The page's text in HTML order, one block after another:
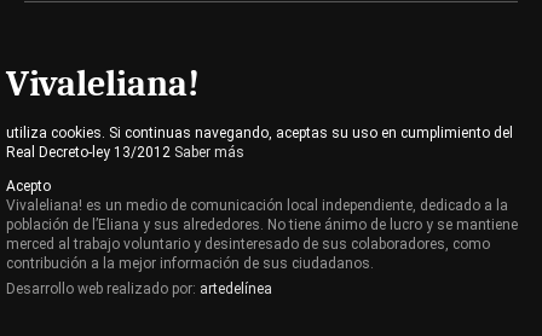
Vivaleliana!
utiliza cookies. Si continuas navegando, aceptas su uso en cumplimiento del
Real Decreto-ley 13/2012 Saber más
Acepto
Vivaleliana! es un medio de comunicación local independiente, dedicado a la
población de l’Eliana y sus alrededores. No tiene ánimo de lucro y se mantiene
merced al trabajo voluntario y desinteresado de sus colaboradores, como
contribución a la mejor información de sus ciudadanos.
Desarrollo web realizado por: artedelínea